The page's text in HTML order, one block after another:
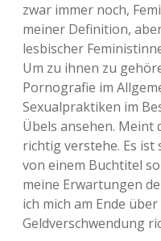
zwar immer noch,
meiner Definition,
lesbischer
Um zu ihnen zu
Pornografie im
Sexualpraktiken im
Übels ansehen. Meint
richtig verstehe. Es ist
von einem Buchtitel
meine Erwartungen
ich mich am Ende
Geldverschwendung